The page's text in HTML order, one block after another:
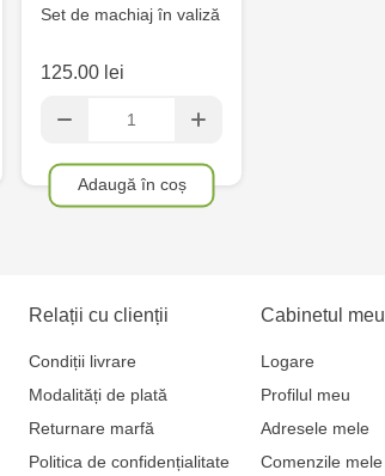
Set de machiaj în valiză
125.00 lei
Adaugă în coș
Relații cu clienții
Condiții livrare
Modalități de plată
Returnare marfă
Politica de confidențialitate
Cabinetul meu
Logare
Profilul meu
Adresele mele
Comenzile mele